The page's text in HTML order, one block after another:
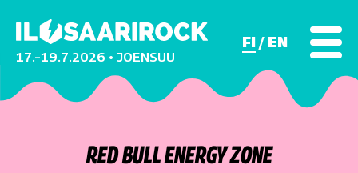
17.–19.7.2026 • JOENSUU
FI EN
RED BULL ENERGY ZONE